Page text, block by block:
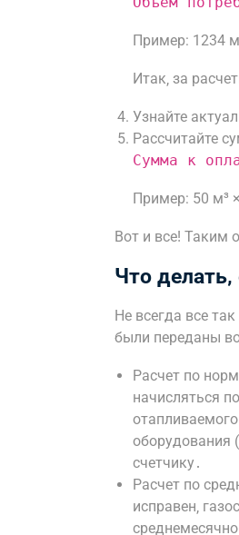
Пример: 1234
Итак‚ за
Узнайте
Рассчитайте
Сумма к
Пример: 50 м³
Вот и все! Таким
Что
Не всегда все
были переданы
Расчет по
начисляться
оборудования
счетчику․
Расчет по
исправен‚